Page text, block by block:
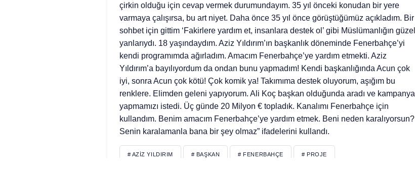
çirkin olduğu için cevap vermek durumundayım. 35 yıl önceki konudan bir yere
varmaya çalışırsa, bu art niyet. Daha önce 35 yıl önce görüştüğümüz açıkladım. Bir
sohbet için gittim ‘Fakirlere yardım et, insanlara destek ol’ gibi Müslümanlığın güzel
yanlarıydı. 18 yaşındaydım. Aziz Yıldırım’ın başkanlık döneminde Fenerbahçe’yi
kendi programımda ağırladım. Amacım Fenerbahçe’ye yardım etmekti. Aziz
Yıldırım’a bayılıyordum da ondan bunu yapmadım! Kendi başkanlığında Acun çok
iyi, sonra Acun çok kötü! Çok komik ya! Takımıma destek oluyorum, aşığım bu
renklere. Elimden geleni yapıyorum. Ali Koç başkan olduğunda aradı ve kampanya
yapmamızı istedi. Üç günde 20 Milyon € topladık. Kanalımı Fenerbahçe için
kullandım. Benim amacım Fenerbahçe’ye yardım etmek. Beni neden karalıyorsun?
Senin karalamanla bana bir şey olmaz” ifadelerini kullandı.
# AZIZ YILDIRIM # BAŞKAN # FENERBAHÇE # PROJE